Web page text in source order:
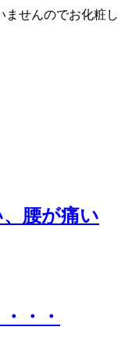
ませんのでお化粧し
腰が痛い
・・